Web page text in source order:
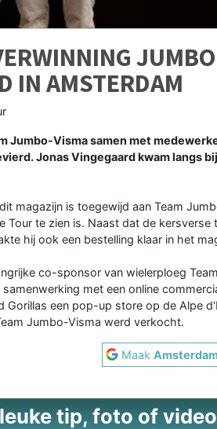
IN AMSTERDAM
Jumbo-Visma samen met
Jonas Vingegaard kwam langs
magazijn is toegewijd aan Team
Tour te zien is. Naast dat de kersverse
hij ook een bestelling klaar in het
co-sponsor van wielerploeg
met een online
Gorillas een pop-up store op de Alpe
Jumbo-Visma werd verkocht.
Maak
tip, foto of